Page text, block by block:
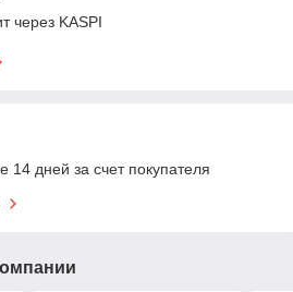
через KASPI
14 дней за счет покупателя